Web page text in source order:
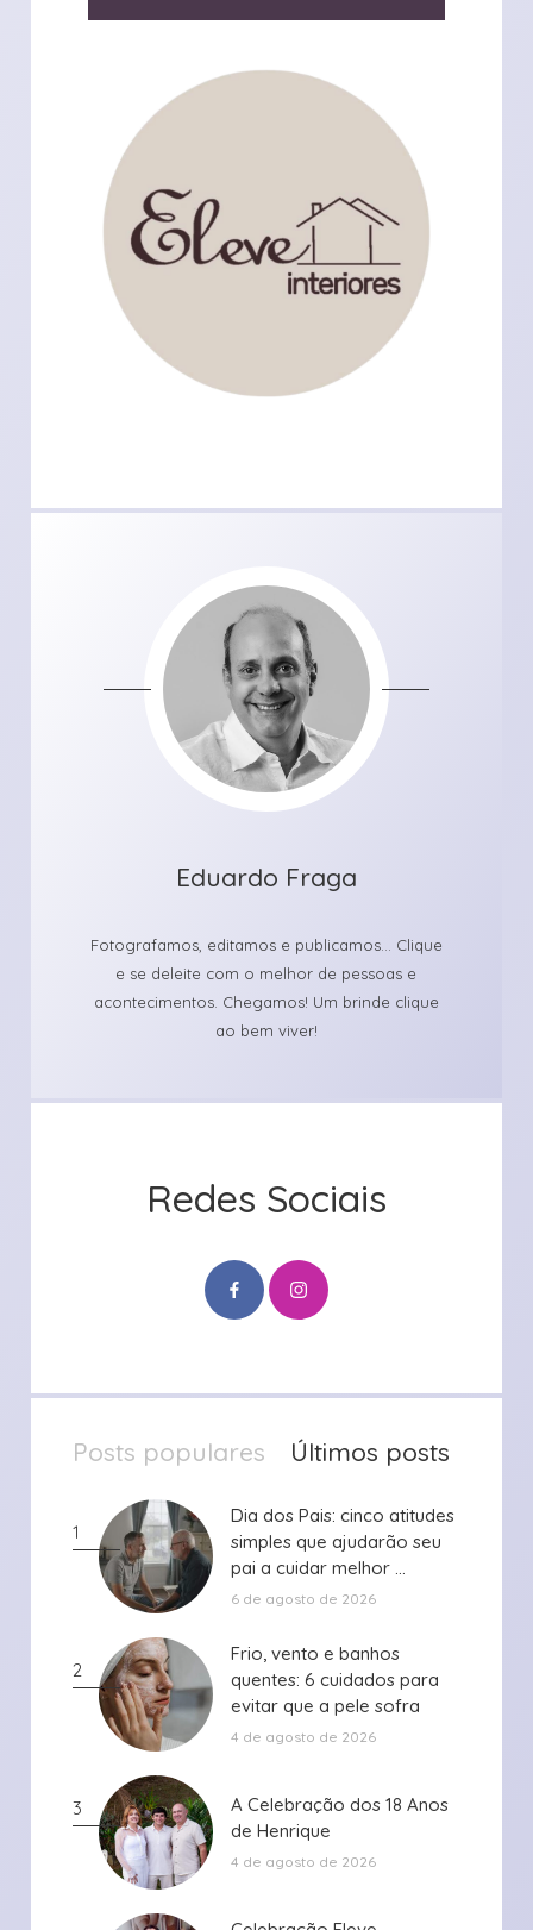
Eduardo Fraga
Fotografamos, editamos e publicamos... Clique
e se deleite com o melhor de pessoas e
acontecimentos. Chegamos! Um brinde clique
ao bem viver!
Redes Sociais
Posts populares Últimos posts
1
Dia dos Pais: cinco atitudes
simples que ajudarão seu
pai a cuidar melhor ...
Dia dos Pais: cinco atitudes
simples que ajudarão seu
pai a cuidar melhor ...
6 de agosto de 2026
2
Frio, vento e banhos
quentes: 6 cuidados para
evitar que a pele sofra
durante ...
Frio, vento e banhos
quentes: 6 cuidados para
evitar que a pele sofra
durante ...
4 de agosto de 2026
3
A Celebração dos 18 Anos
de Henrique
A Celebração dos 18 Anos
de Henrique
4 de agosto de 2026